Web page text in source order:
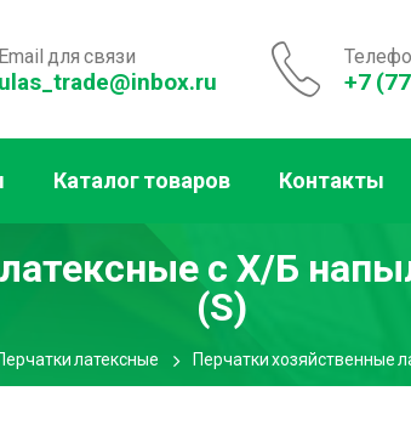
Email для связи
ulas_trade@inbox.ru +7
Каталог товаров Контакты
с Х/Б
(S)
латексные Перчатки хозяйственные